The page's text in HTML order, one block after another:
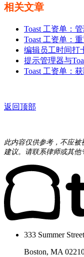
相关文章
Toast 工资单：
Toast 工资单：
编辑员工时间打
提示管理器与
Toast 工资单：
返回顶部
此内容仅供参考，不应
建议。请联系律师或其他
333 Summer Street
Boston, MA